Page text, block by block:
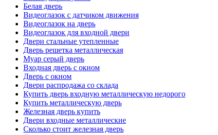
Белая дверь
Видеоглазок с датчиком движения
Видеоглазок на дверь
Видеоглазок для входной двери
Двери стальные утепленные
Дверь решетка металлическая
Муар серый дверь
Входная дверь с окном
Дверь с окном
Двери распродажа со склада
Купить дверь входную металлическую недорого
Купить металлическую дверь
Железная дверь купить
Двери входные металлические
Сколько стоит железная дверь